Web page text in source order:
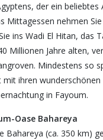
der ein beliebtes
Mittagessen nehmen
ins Wadi El Hitan, das
Millionen Jahre alten,
Mindestens so
mit ihren
in Fayoum.
Oase Bahareya
Bahareya (ca. 350 km)